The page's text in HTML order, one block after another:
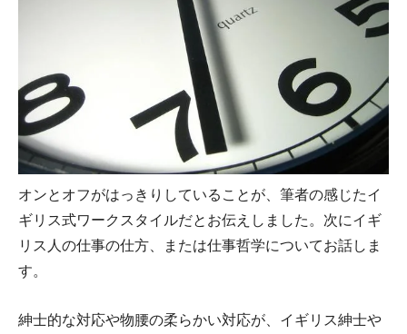
オンとオフがはっきりしていることが、筆者の感じたイ
ギリス式ワークスタイルだとお伝えしました。次にイギ
リス人の仕事の仕方、または仕事哲学についてお話しま
す。
紳士的な対応や物腰の柔らかい対応が、イギリス紳士や